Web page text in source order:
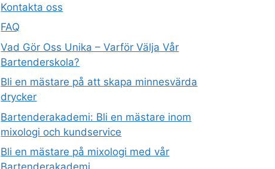
Kontakta oss
FAQ
Vad Gör Oss Unika – Varför Välja Vår
Bartenderskola?
Bli en mästare på att skapa minnesvärda
drycker
Bartenderakademi: Bli en mästare inom
mixologi och kundservice
Bli en mästare på mixologi med vår